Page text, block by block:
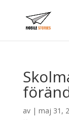
av | maj 31,